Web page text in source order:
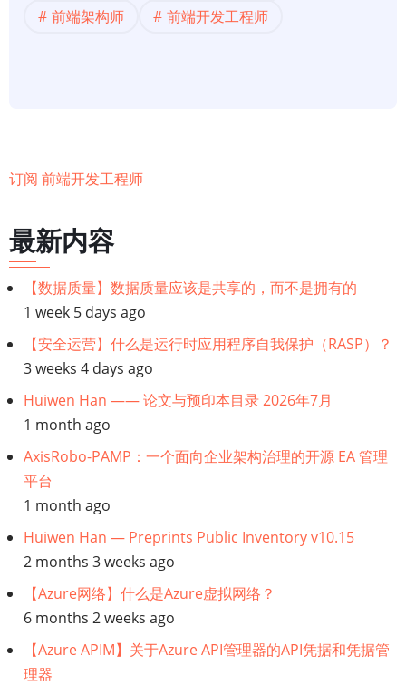
际
——
用
例
到
特
组
件
的
强
度
局
简
要
概
前端架构师
前端开发工程师
订阅 前端开发工程师
最新内容
【数据质量】数据质量应该是共享的，而不是拥有的
1 week 5 days ago
【安全运营】什么是运行时应用程序自我保护（RASP）？
3 weeks 4 days ago
Huiwen Han —— 论文与预印本目录 2026年7月
1 month ago
AxisRobo-PAMP：一个面向企业架构治理的开源 EA 管理
平台
1 month ago
Huiwen Han — Preprints Public Inventory v10.15
2 months 3 weeks ago
【Azure网络】什么是Azure虚拟网络？
6 months 2 weeks ago
【Azure APIM】关于Azure API管理器的API凭据和凭据管
理器